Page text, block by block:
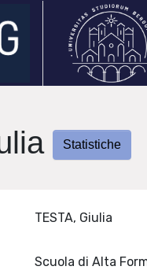
Statistiche
TESTA, Giulia
Scuola di Alta